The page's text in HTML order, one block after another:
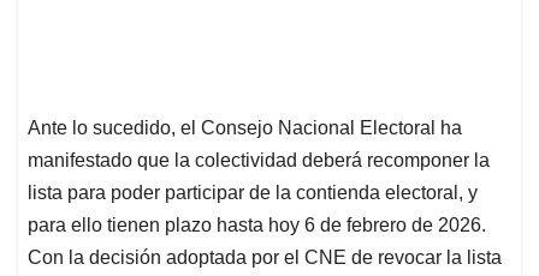
Ante lo sucedido, el Consejo Nacional Electoral ha
manifestado que la colectividad deberá recomponer la
lista para poder participar de la contienda electoral, y
para ello tienen plazo hasta hoy 6 de febrero de 2026.
Con la decisión adoptada por el CNE de revocar la lista